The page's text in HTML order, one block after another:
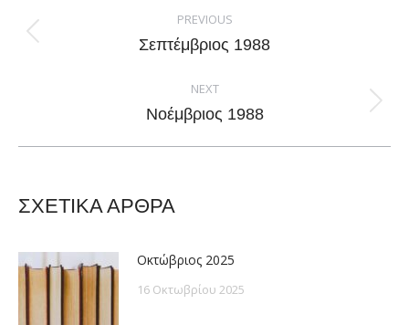
navigation
PREVIOUS
Previous
Σεπτέμβριος 1988
NEXT
Next
Νοέμβριος 1988
ΣΧΕΤΙΚΑ ΑΡΘΡΑ
Οκτώβριος 2025
16 Οκτωβρίου 2025